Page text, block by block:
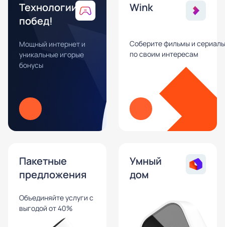
Технологии
побед!
Мощный интернет и
уникальные игорые
бонусы
Wink
Соберите фильмы и сериалы
по своим интересам
Пакетные
предложения
Объединяйте услуги с
выгодой от 40%
Умный
дом